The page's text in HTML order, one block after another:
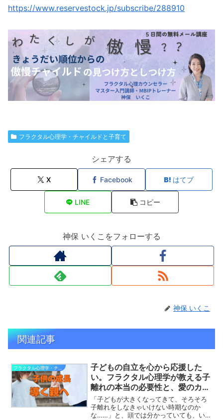
https://www.reservestock.jp/subscribe/288910
フラクタル心理学・チャイルドと子育て
シェアする
X Facebook はてブ
LINE コピー
神保 いくこをフォローする
神保 いくこ
関連記事
子どもの自立を心から応援した
い。フラクタル心理学が教える子
離れの本当の必要性と、愛のカタ
チの切り替え方
「子どもが大きくなってきて、そろそろ
子離れをしなきゃいけない時期なのか
な……」と、頭では分かっていても、いざ